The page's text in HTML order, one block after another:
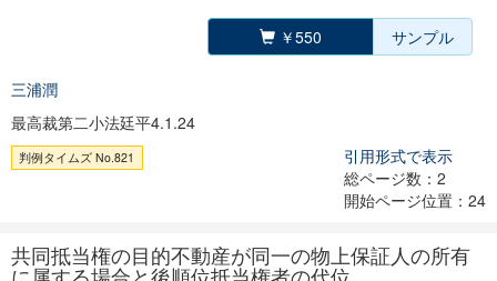
￥550 サンプル
三浦潤
最高裁第二小法廷平4.1.24
判例タイムズ No.821
引用形式で表示
総ページ数：2
開始ページ位置：24
共同抵当権の目的不動産が同一の物上保証人の所有